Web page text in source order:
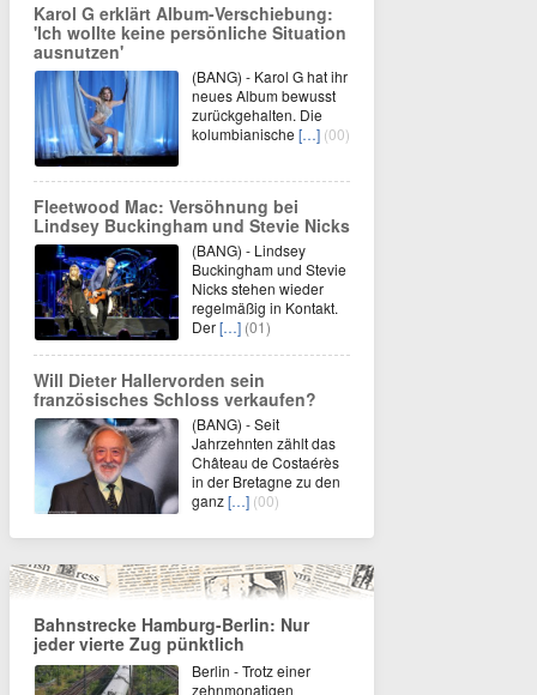
Karol G erklärt Album-Verschiebung:
'Ich wollte keine persönliche Situation
ausnutzen'
(BANG) - Karol G hat ihr
neues Album bewusst
zurückgehalten. Die
kolumbianische […] (00)
Fleetwood Mac: Versöhnung bei
Lindsey Buckingham und Stevie Nicks
(BANG) - Lindsey
Buckingham und Stevie
Nicks stehen wieder
regelmäßig in Kontakt.
Der[…] (01)
Will Dieter Hallervorden sein
französisches Schloss verkaufen?
(BANG) - Seit
Jahrzehnten zählt das
Château de Costaérès
in der Bretagne zu den
ganz[…] (00)
Bahnstrecke Hamburg-Berlin: Nur
jeder vierte Zug pünktlich
Berlin - Trotz einer
zehnmonatigen